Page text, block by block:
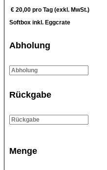
€ 20,00 pro Tag (exkl. MwSt.)
Softbox inkl. Eggcrate
Abholung
Rückgabe
Menge